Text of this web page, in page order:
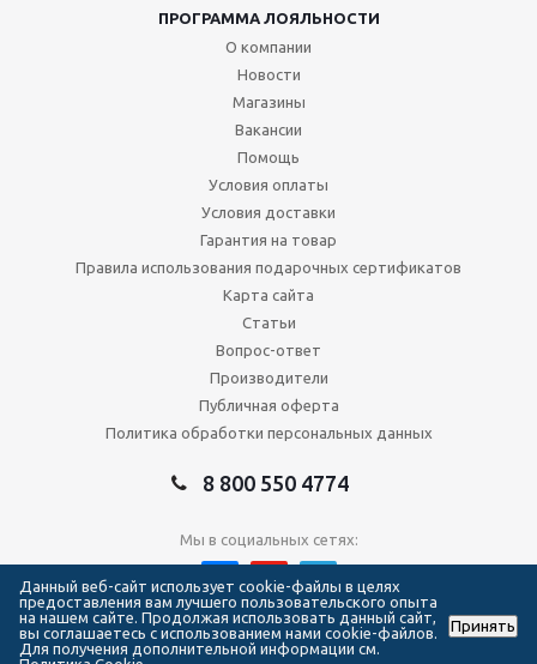
ПРОГРАММА ЛОЯЛЬНОСТИ
О компании
Новости
Магазины
Вакансии
Помощь
Условия оплаты
Условия доставки
Гарантия на товар
Правила использования подарочных сертификатов
Карта сайта
Статьи
Вопрос-ответ
Производители
Публичная оферта
Политика обработки персональных данных
8 800 550 4774
Мы в социальных сетях:
2026 © Сеть магазинов Forma Hockey
Данный веб-сайт использует cookie-файлы в целях
предоставления вам лучшего пользовательского опыта
на нашем сайте. Продолжая использовать данный сайт,
вы соглашаетесь с использованием нами cookie-файлов.
Для получения дополнительной информации см.
Принять